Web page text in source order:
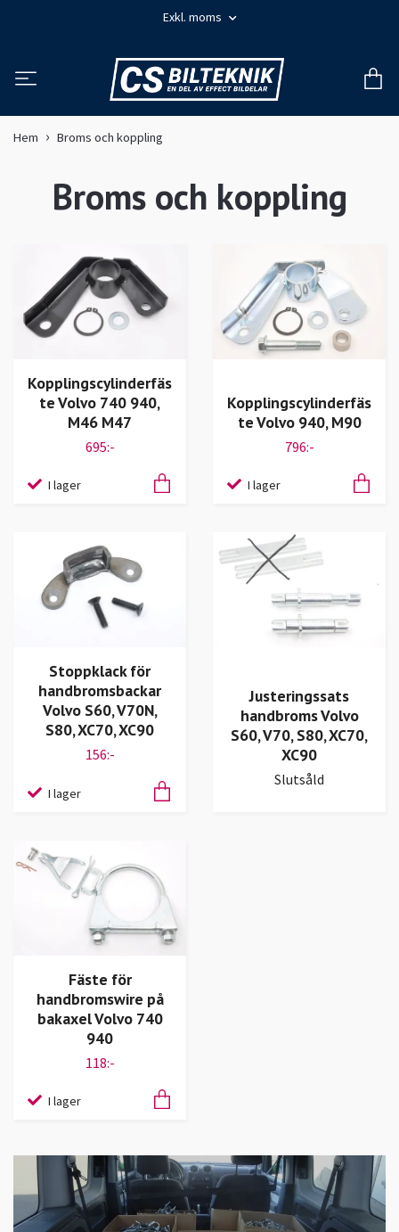
Exkl. moms
Hem Broms och koppling
Broms och koppling
Kopplingscylinderfäs
te Volvo 740 940,
M46 M47
695:-
I lager
Kopplingscylinderfäs
te Volvo 940, M90
796:-
I lager
Stoppklack för
handbromsbackar
Volvo S60, V70N,
S80, XC70, XC90
156:-
I lager
Justeringssats
handbroms Volvo
S60, V70, S80, XC70,
XC90
Slutsåld
Fäste för
handbromswire på
bakaxel Volvo 740
940
118:-
I lager